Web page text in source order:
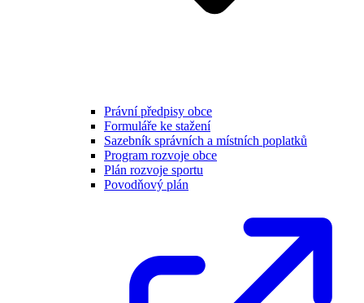
Právní předpisy obce
Formuláře ke stažení
Sazebník správních a místních poplatků
Program rozvoje obce
Plán rozvoje sportu
Povodňový plán